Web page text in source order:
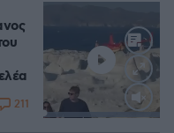
Loaded
211